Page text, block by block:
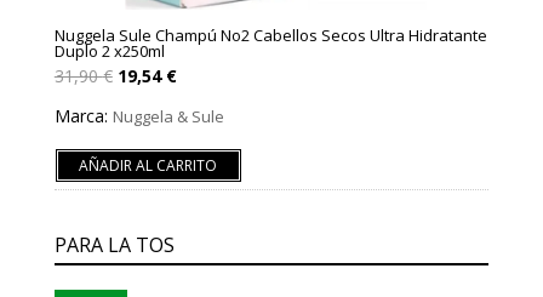
Nuggela Sule Champú No2 Cabellos Secos Ultra Hidratante
Duplo 2 x250ml
31,90€ El
precio
original
era:
19,54 €El
precio
actual
es:
Marca: Nuggela & Sule
AÑADIR AL CARRITO
PARA LA TOS